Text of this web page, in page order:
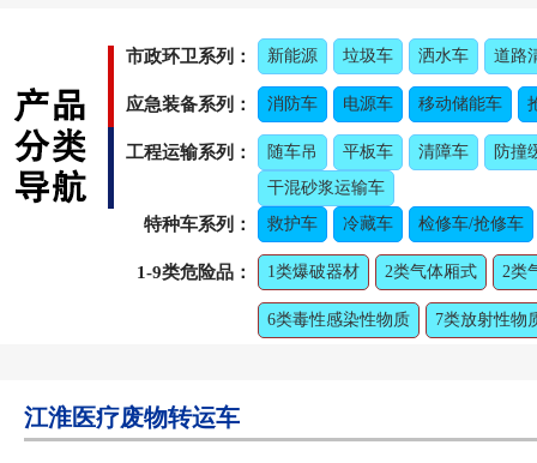
市政环卫系列： 新能源 垃圾车 洒水车 道路
应急装备系列： 消防车 电源车 移动储能车
工程运输系列： 随车吊 平板车 清障车
防撞
干混砂浆运输车
特种车系列： 救护车 冷藏车 检修车/抢修车
1-9类危险品： 1类爆破器材 2类气体厢式 2类
6类毒性感染性物质 7类放射性物
江淮医疗废物转运车